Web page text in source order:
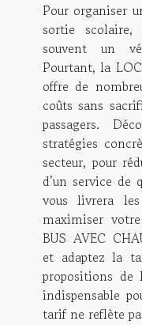
Pour organiser
sortie
souvent un
Pourtant, la
offre de
coûts sans
passagers.
stratégies
secteur, pour
d’un service de
vous livrera
maximiser
BUS AVEC
et adaptez la
propositions de
indispensable
tarif ne reflète